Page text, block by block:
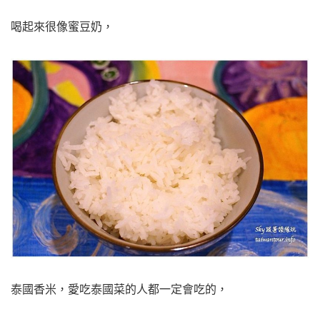
喝起來很像蜜豆奶，
泰國香米，愛吃泰國菜的人都一定會吃的，